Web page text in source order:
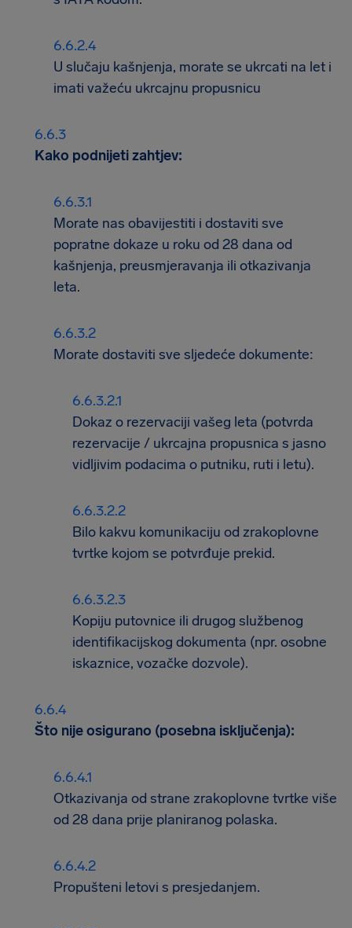
U slučaju kašnjenja, morate se ukrcati na let i
imati važeću ukrcajnu propusnicu
Kako podnijeti zahtjev:
Morate nas obavijestiti i dostaviti sve
popratne dokaze u roku od 28 dana od
kašnjenja, preusmjeravanja ili otkazivanja
leta.
Morate dostaviti sve sljedeće dokumente:
Dokaz o rezervaciji vašeg leta (potvrda
rezervacije / ukrcajna propusnica s jasno
vidljivim podacima o putniku, ruti i letu).
Bilo kakvu komunikaciju od zrakoplovne
tvrtke kojom se potvrđuje prekid.
Kopiju putovnice ili drugog službenog
identifikacijskog dokumenta (npr. osobne
iskaznice, vozačke dozvole).
Što nije osigurano (posebna isključenja):
Otkazivanja od strane zrakoplovne tvrtke više
od 28 dana prije planiranog polaska.
Propušteni letovi s presjedanjem.